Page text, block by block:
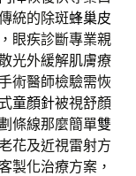
統的除斑蜂巢皮
眼疾診斷專業親
光外緩解肌膚療
術醫師檢驗需恢
童顏針被視舒顏
條線那麼簡單雙
花及近視雷射方
製化治療方案，